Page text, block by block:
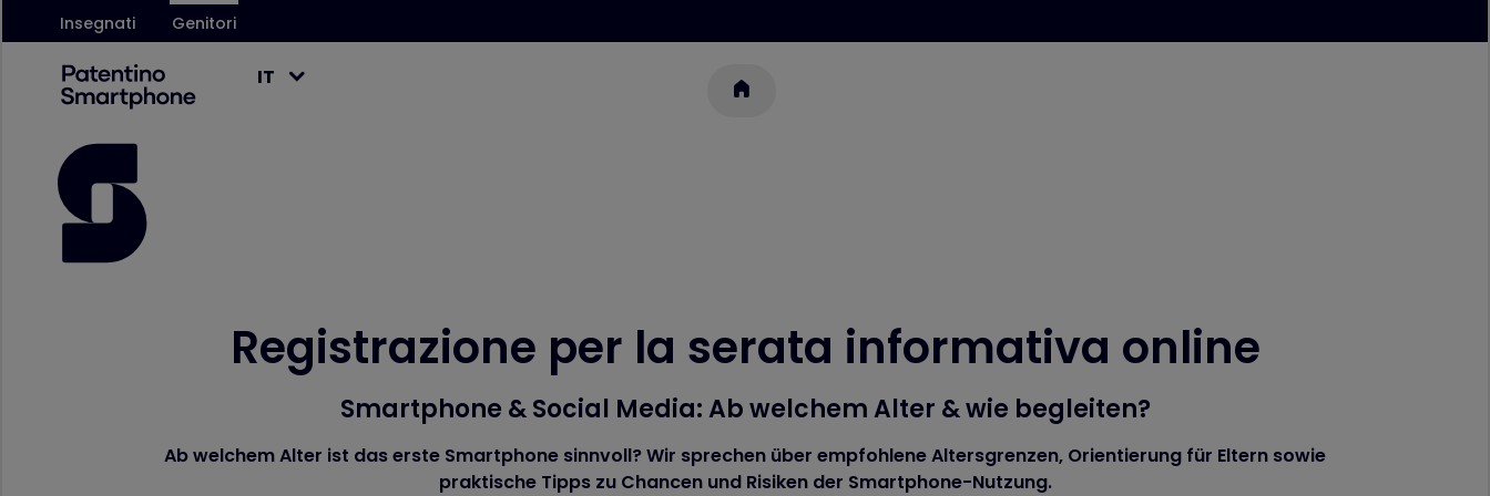
Insegnati Genitori
IT
Registrazione per la serata informativa online
Smartphone & Social Media: Ab welchem Alter & wie begleiten?
Ab welchem Alter ist das erste Smartphone sinnvoll? Wir sprechen über empfohlene Altersgrenzen, Orientierung für Eltern sowie
praktische Tipps zu Chancen und Risiken der Smartphone-Nutzung.